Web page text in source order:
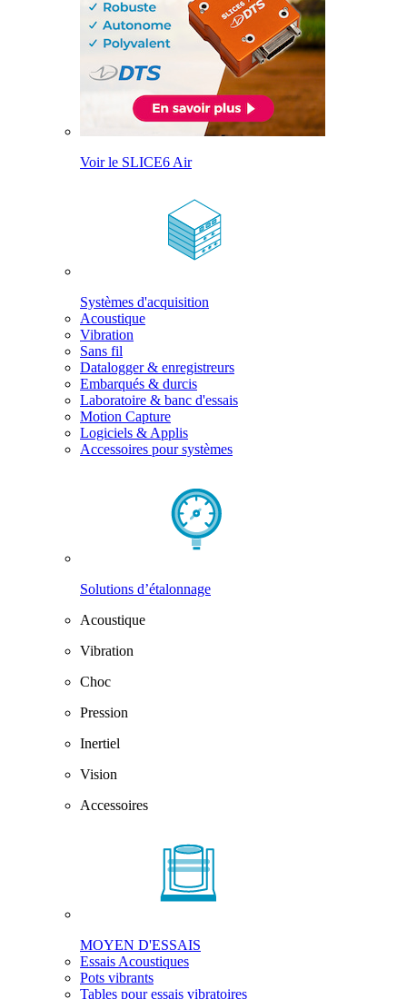
Voir le SLICE6 Air
Systèmes d'acquisition
Acoustique
Vibration
Sans fil
Datalogger & enregistreurs
Embarqués & durcis
Laboratoire & banc d'essais
Motion Capture
Logiciels & Applis
Accessoires pour systèmes
Solutions d’étalonnage
Acoustique
Vibration
Choc
Pression
Inertiel
Vision
Accessoires
MOYEN D'ESSAIS
Essais Acoustiques
Pots vibrants
Tables pour essais vibratoires